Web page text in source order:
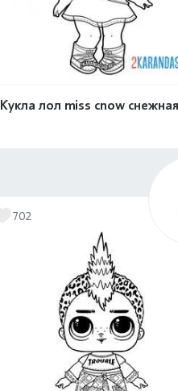
Кукла лол miss cnow снежная
702